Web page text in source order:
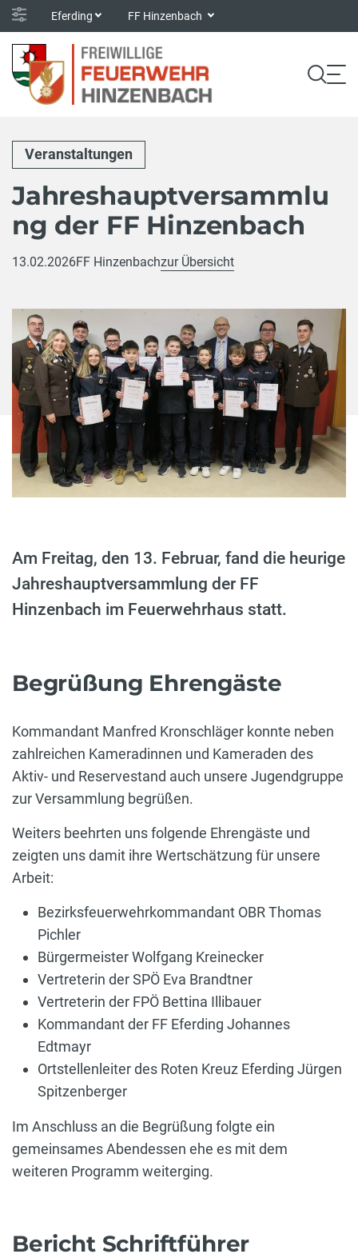
Eferding FF Hinzenbach
Veranstaltungen
Jahreshauptversammlu
ng der FF Hinzenbach
13.02.2026FF Hinzenbachzur Übersicht
Am Freitag, den 13. Februar, fand die heurige
Jahreshauptversammlung der FF
Hinzenbach im Feuerwehrhaus statt.
Begrüßung Ehrengäste
Kommandant Manfred Kronschläger konnte neben
zahlreichen Kameradinnen und Kameraden des
Aktiv- und Reservestand auch unsere Jugendgruppe
zur Versammlung begrüßen.
Weiters beehrten uns folgende Ehrengäste und
zeigten uns damit ihre Wertschätzung für unsere
Arbeit:
Bezirksfeuerwehrkommandant OBR Thomas
Pichler
Bürgermeister Wolfgang Kreinecker
Vertreterin der SPÖ Eva Brandtner
Vertreterin der FPÖ Bettina Illibauer
Kommandant der FF Eferding Johannes
Edtmayr
Ortstellenleiter des Roten Kreuz Eferding Jürgen
Spitzenberger
Im Anschluss an die Begrüßung folgte ein
gemeinsames Abendessen ehe es mit dem
weiteren Programm weiterging.
Bericht Schriftführer